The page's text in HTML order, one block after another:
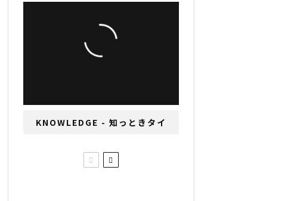
タイの人たちの役に立ち
たいと日本語を教える山
KNOWLEDGE - 知っときタイ